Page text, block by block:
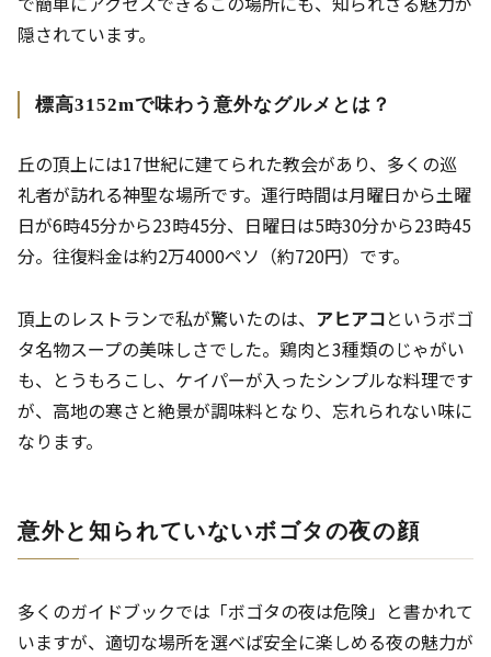
隠されています。
標高3152mで味わう意外なグルメとは？
丘の頂上には17世紀に建てられた教会があり、多くの巡
礼者が訪れる神聖な場所です。運行時間は月曜日から土曜
日が6時45分から23時45分、日曜日は5時30分から23時45
分。往復料金は約2万4000ペソ（約720円）です。
頂上のレストランで私が驚いたのは、 アヒアコというボゴ
タ名物スープの美味しさでした。鶏肉と3種類のじゃがい
も、とうもろこし、ケイパーが入ったシンプルな料理です
が、高地の寒さと絶景が調味料となり、忘れられない味に
なります。
意外と知られていないボゴタの夜の顔
多くのガイドブックでは「ボゴタの夜は危険」と書かれて
いますが、適切な場所を選べば安全に楽しめる夜の魅力が